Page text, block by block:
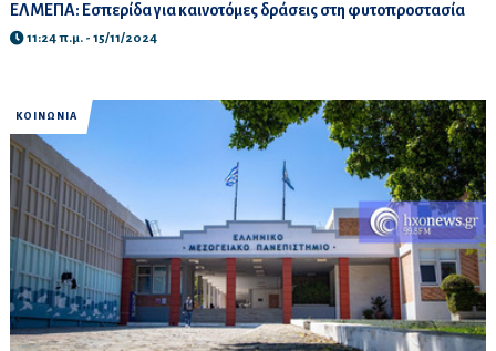
ΕΛΜΕΠΑ: Εσπερίδα για καινοτόμες δράσεις στη φυτοπροστασία
11:24 π.μ. - 15/11/2024
ΚΟΙΝΩΝΙΑ